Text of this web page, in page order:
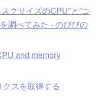
クサイズのCPU"と”コ
調べてみた - のぴぴの
and memory
スを取得する